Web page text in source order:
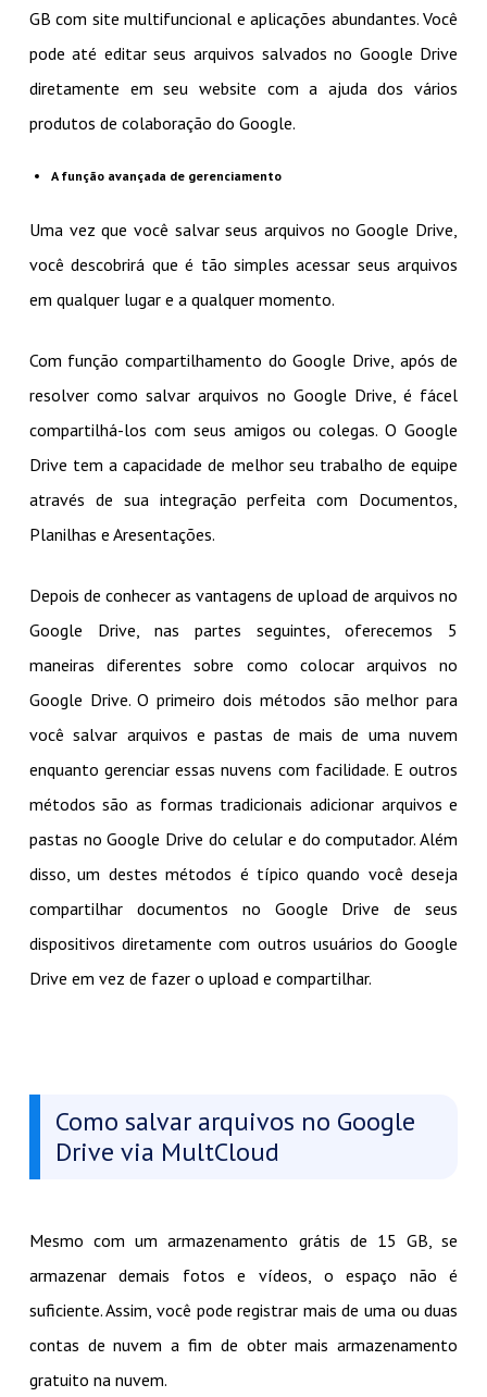
GB com site multifuncional e aplicações abundantes. Você
pode até editar seus arquivos salvados no Google Drive
diretamente em seu website com a ajuda dos vários
produtos de colaboração do Google.
A função avançada de gerenciamento
Uma vez que você salvar seus arquivos no Google Drive,
você descobrirá que é tão simples acessar seus arquivos
em qualquer lugar e a qualquer momento.
Com função compartilhamento do Google Drive, após de
resolver como salvar arquivos no Google Drive, é fácel
compartilhá-los com seus amigos ou colegas. O Google
Drive tem a capacidade de melhor seu trabalho de equipe
através de sua integração perfeita com Documentos,
Planilhas e Aresentações.
Depois de conhecer as vantagens de upload de arquivos no
Google Drive, nas partes seguintes, oferecemos 5
maneiras diferentes sobre como colocar arquivos no
Google Drive. O primeiro dois métodos são melhor para
você salvar arquivos e pastas de mais de uma nuvem
enquanto gerenciar essas nuvens com facilidade. E outros
métodos são as formas tradicionais adicionar arquivos e
pastas no Google Drive do celular e do computador. Além
disso, um destes métodos é típico quando você deseja
compartilhar documentos no Google Drive de seus
dispositivos diretamente com outros usuários do Google
Drive em vez de fazer o upload e compartilhar.
Como salvar arquivos no Google
Drive via MultCloud
Mesmo com um armazenamento grátis de 15 GB, se
armazenar demais fotos e vídeos, o espaço não é
suficiente. Assim, você pode registrar mais de uma ou duas
contas de nuvem a fim de obter mais armazenamento
gratuito na nuvem.